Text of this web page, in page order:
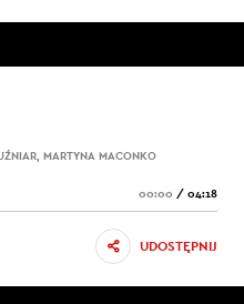
MARTYNA MACONKO
00:00 / 04:18
UDOSTĘPNIJ